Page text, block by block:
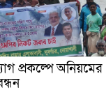
প্রকল্পে অনিয়মের